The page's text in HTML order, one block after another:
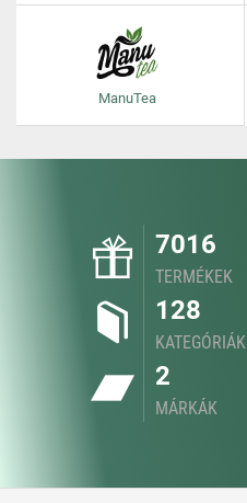
ManuTea
7016
TERMÉKEK
128
KATEGÓRIÁK
2
MÁRKÁK